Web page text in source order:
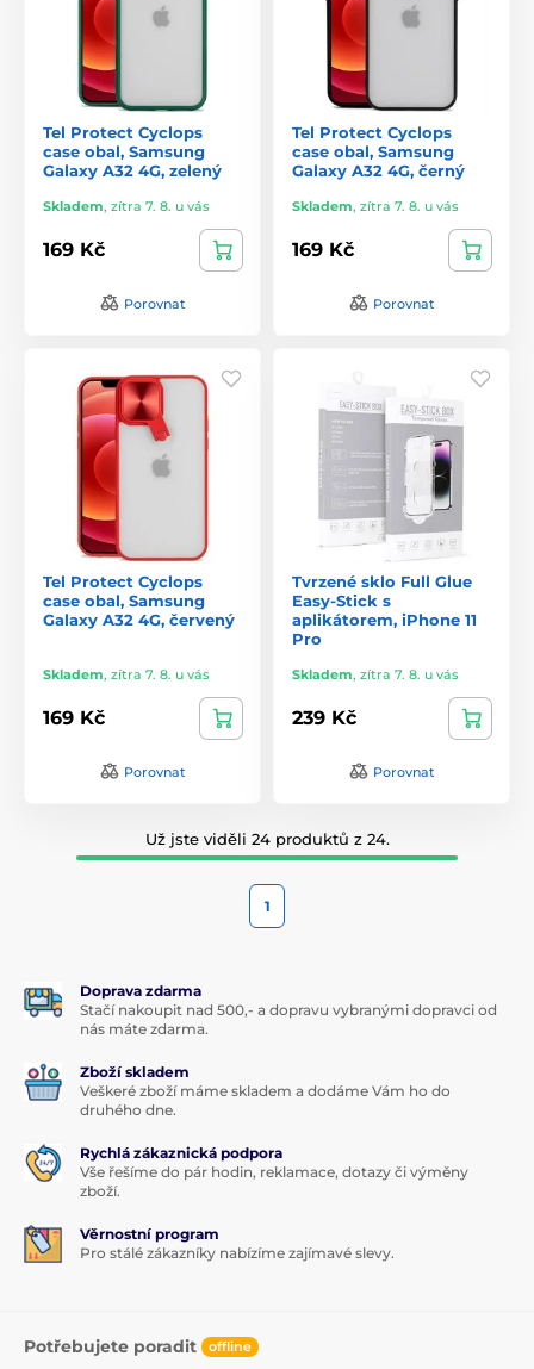
Tel Protect Cyclops
case obal, Samsung
Galaxy A32 4G, zelený
Skladem, zítra 7. 8. u vás
169 Kč
Porovnat
Tel Protect Cyclops
case obal, Samsung
Galaxy A32 4G, černý
Skladem, zítra 7. 8. u vás
169 Kč
Porovnat
Tel Protect Cyclops
case obal, Samsung
Galaxy A32 4G, červený
Skladem, zítra 7. 8. u vás
169 Kč
Porovnat
Tvrzené sklo Full Glue
Easy-Stick s
aplikátorem, iPhone 11
Pro
Skladem, zítra 7. 8. u vás
239 Kč
Porovnat
Už jste viděli 24 produktů z 24.
1
Doprava zdarma
Stačí nakoupit nad 500,- a dopravu vybranými dopravci od
nás máte zdarma.
Zboží skladem
Veškeré zboží máme skladem a dodáme Vám ho do
druhého dne.
Rychlá zákaznická podpora
Vše řešíme do pár hodin, reklamace, dotazy či výměny
zboží.
Věrnostní program
Pro stálé zákazníky nabízíme zajímavé slevy.
Potřebujete poradit offline